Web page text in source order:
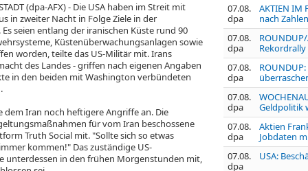
(dpa-AFX) - Die USA haben im Streit mit
in zweiter Nacht in Folge Ziele in der
seien entlang der iranischen Küste rund 90
Küstenüberwachungsanlagen sowie
worden, teilte das US-Militär mit. Irans
des Landes - griffen nach eigenen Angaben
in den beiden mit Washington verbündeten
Iran noch heftigere Angriffe an. Die
für vom Iran beschossene
Truth Social mit. "Sollte sich so etwas
kommen!" Das zuständige US-
unterdessen in den frühen Morgenstunden mit,
07.08.
dpa
AKTIEN IM
nach
07.08.
dpa
07.08.
dpa
07.08.
dpa
Geldpolitik
07.08.
dpa
Aktien
Jobdaten
07.08.
dpa
USA: